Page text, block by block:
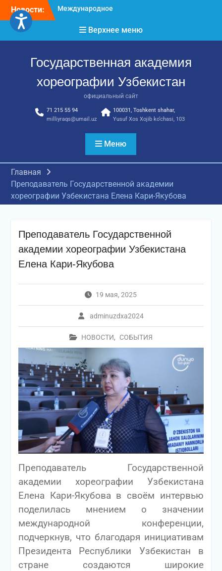
Перейти
содержимому
Новости:
Международное научное
Международное
признание и новые
хореографов!
Международное
признание и новые
достижения молодых
Верхнее меню
Государственная академия
хореографии Узбекистан
официальный сайт
71 215 55 94
milliyraqs@umail.uz
100031, Toshkent shahar,
Yusuf Xos Xojib ko‘chasi, 103
Меню
Главная
Преподаватель Государственной академии
хореографии Узбекистана Елена Кари-Якубова
Преподаватель Государственной
академии хореографии Узбекистана
Елена Кари-Якубова
19 мая, 2025
adminuzdxa2024
НОВОСТИ, СОБЫТИЯ
Преподаватель Государственной
академии хореографии Узбекистана
Елена Кари-Якубова в своём интервью
поделилась мнением о значении
международной конференции,
подчеркнув, что благодаря инициативам
Президента Республики Узбекистан в
стране создаются широкие